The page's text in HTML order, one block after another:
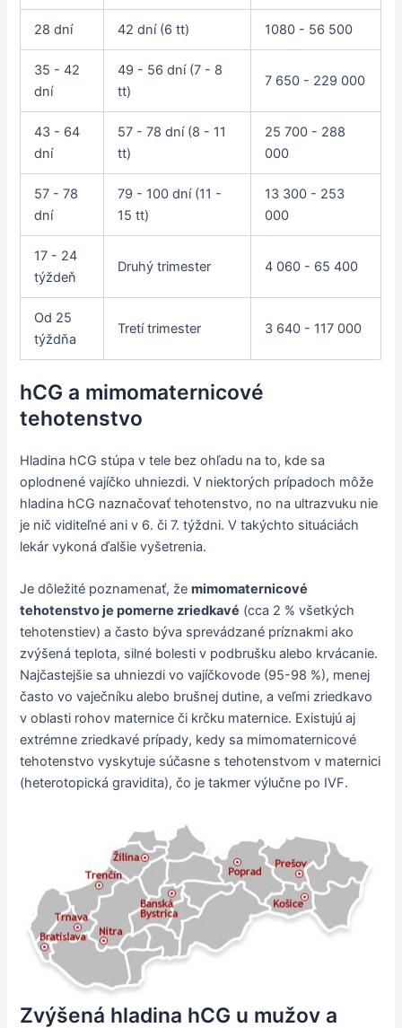
28 dní 42 dní (6 tt) 1080 - 56 500
35 - 42
dní
49 - 56 dní (7 - 8
tt)
7 650 - 229 000
43 - 64
dní
57 - 78 dní (8 - 11
tt)
25 700 - 288
000
57 - 78
dní
79 - 100 dní (11 -
15 tt)
13 300 - 253
000
17 - 24
týždeň
Druhý trimester 4 060 - 65 400
Od 25
týždňa
Tretí trimester 3 640 - 117 000
hCG a mimomaternicové
tehotenstvo
Hladina hCG stúpa v tele bez ohľadu na to, kde sa
oplodnené vajíčko uhniezdi. V niektorých prípadoch môže
hladina hCG naznačovať tehotenstvo, no na ultrazvuku nie
je nič viditeľné ani v 6. či 7. týždni. V takýchto situáciách
lekár vykoná ďalšie vyšetrenia.
Je dôležité poznamenať, žemimomaternicové
tehotenstvo je pomerne zriedkavé (cca 2 % všetkých
tehotenstiev) a často býva sprevádzané príznakmi ako
zvýšená teplota, silné bolesti v podbrušku alebo krvácanie.
Najčastejšie sa uhniezdi vo vajíčkovode (95-98 %), menej
často vo vaječníku alebo brušnej dutine, a veľmi zriedkavo
v oblasti rohov maternice či krčku maternice. Existujú aj
extrémne zriedkavé prípady, kedy sa mimomaternicové
tehotenstvo vyskytuje súčasne s tehotenstvom v maternici
(heterotopická gravidita), čo je takmer výlučne po IVF.
Zvýšená hladina hCG u mužov a